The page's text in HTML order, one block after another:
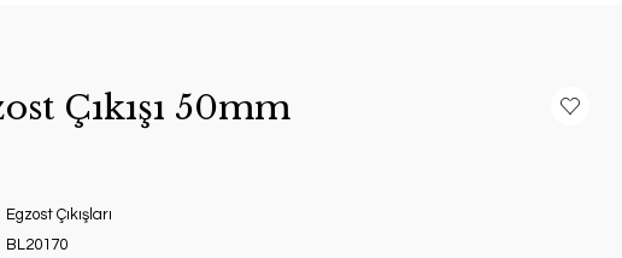
Çıkışı 50mm
Egzost Çıkışları
BL20170